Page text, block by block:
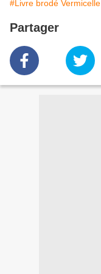
#Livre brodé Vermicelle
Partager